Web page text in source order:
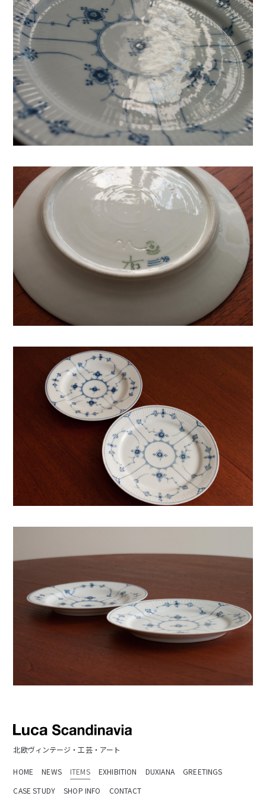
北欧ヴィンテージ・工芸・アート
HOME NEWS ITEMS EXHIBITION DUXIANA
GREETINGS
CASE STUDY
SHOP INFO CONTACT